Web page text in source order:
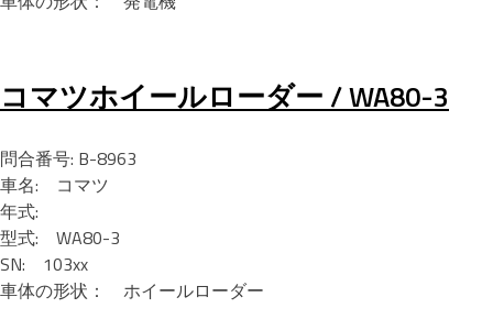
コマツホイールローダー / WA80-3
問合番号: B-8963
車名: コマツ
年式:
型式: WA80-3
SN: 103xx
車体の形状： ホイールローダー